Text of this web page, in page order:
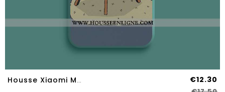
Housse Xiaomi Mi A3 Dessin Animé Charmant Silicone Créatif Personnalité Ultra Chat Verte €12.30